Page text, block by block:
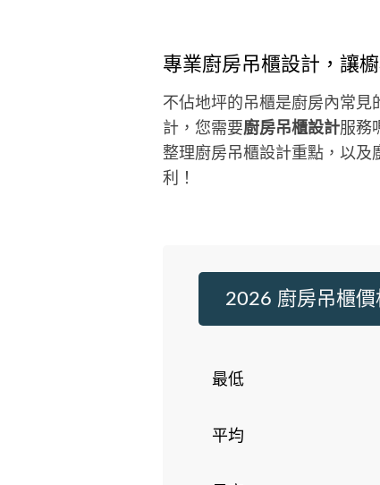
述您的收費方式 工程管理 5%總
室內設計1坪5000 實際坪數 來
戶：請描述您所接洽服務的客
件類型 80%一般住家業主 10%
面 10%銀行跟證卷公司
專業廚房吊櫃設計，讓
不佔地坪的吊櫃是廚房內常見
計，您需要廚房吊櫃設計服務
整理廚房吊櫃設計重點，以及
利！
2026 廚房吊櫃價
最低
平均